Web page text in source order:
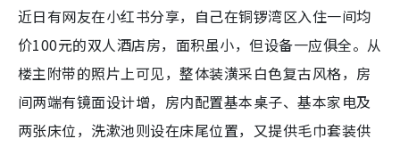
近日有网友在小红书分享，自己在铜锣湾区入住一间均
价100元的双人酒店房，面积虽小，但设备一应俱全。从
楼主附带的照片上可见，整体装潢采白色复古风格，房
间两端有镜面设计增，房内配置基本桌子、基本家电及
两张床位，洗漱池则设在床尾位置，又提供毛巾套装供